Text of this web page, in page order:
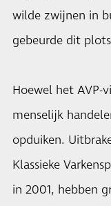
wilde zwijnen in
gebeurde dit
Hoewel het AVP-
menselijk
opduiken.
Klassieke
in 2001, hebben